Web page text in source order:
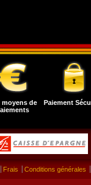
moyens de
Paiement
Frais Conditions générales